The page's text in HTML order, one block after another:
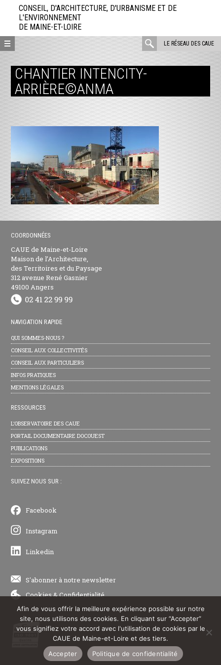
directement
contenu
CONSEIL, D'ARCHITECTURE, D'URBANISME ET DE
L'ENVIRONNEMENT
DE MAINE-ET-LOIRE
LE RÉSEAU DES CAUE
rechercher
CHANTIER INTENCITY-
ARRIÈRE©ANMA
COORDONNÉES
CAUE de Maine-et-Loire
Maison de l’Architecture,
des Territoires et du Paysage
312 avenue René Gasnier
49100 Angers
NAVIGATION RAPIDE
QUI SOMMES-NOUS ?
CONSEIL AUX COLLECTIVITÉS
CONSEIL AUX PARTICULIERS
INFOS PRATIQUES
MENTIONS LÉGALES
RESSOURCES
L’OBSERVATOIRE DES CAUE
PORTAIL DOCUMENTAIRE DOCOUEST
PUBLICATIONS
EXPOSITIONS
SUIVEZ NOUS SUR :
Facebook
Instagram
Linkedin
S'abonner à notre newsletter
Cookies&Confidentialité
Afin de vous offrir la meilleure expérience possible sur notre
site, nous utilisons des cookies. En cliquant sur “Accepter”
vous signifiez votre accord avec l'utilisation de cookies par le
CAUE de Maine-et-Loire et des tiers.
Accepter
Politique de confidentialité